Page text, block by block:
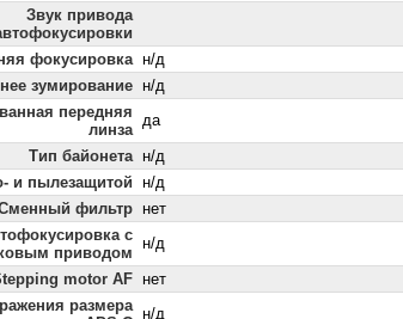
Звук привода
фокусировка н/д
зумирование
н/д
передняя
линза
да
Тип байонета н/д
и пылезащитой
н/д
фильтр
нет
с
приводом
н/д
motor AF нет
размера н/д